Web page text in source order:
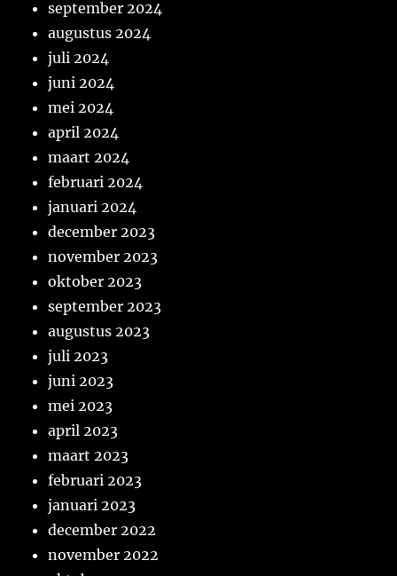
september 2024
augustus 2024
juli 2024
juni 2024
mei 2024
april 2024
maart 2024
februari 2024
januari 2024
december 2023
november 2023
oktober 2023
september 2023
augustus 2023
juli 2023
juni 2023
mei 2023
april 2023
maart 2023
februari 2023
januari 2023
december 2022
november 2022